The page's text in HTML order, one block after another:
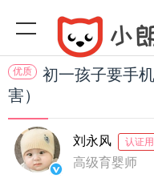
优质
初一孩子要手
害）
刘永风 认证
高级育婴师